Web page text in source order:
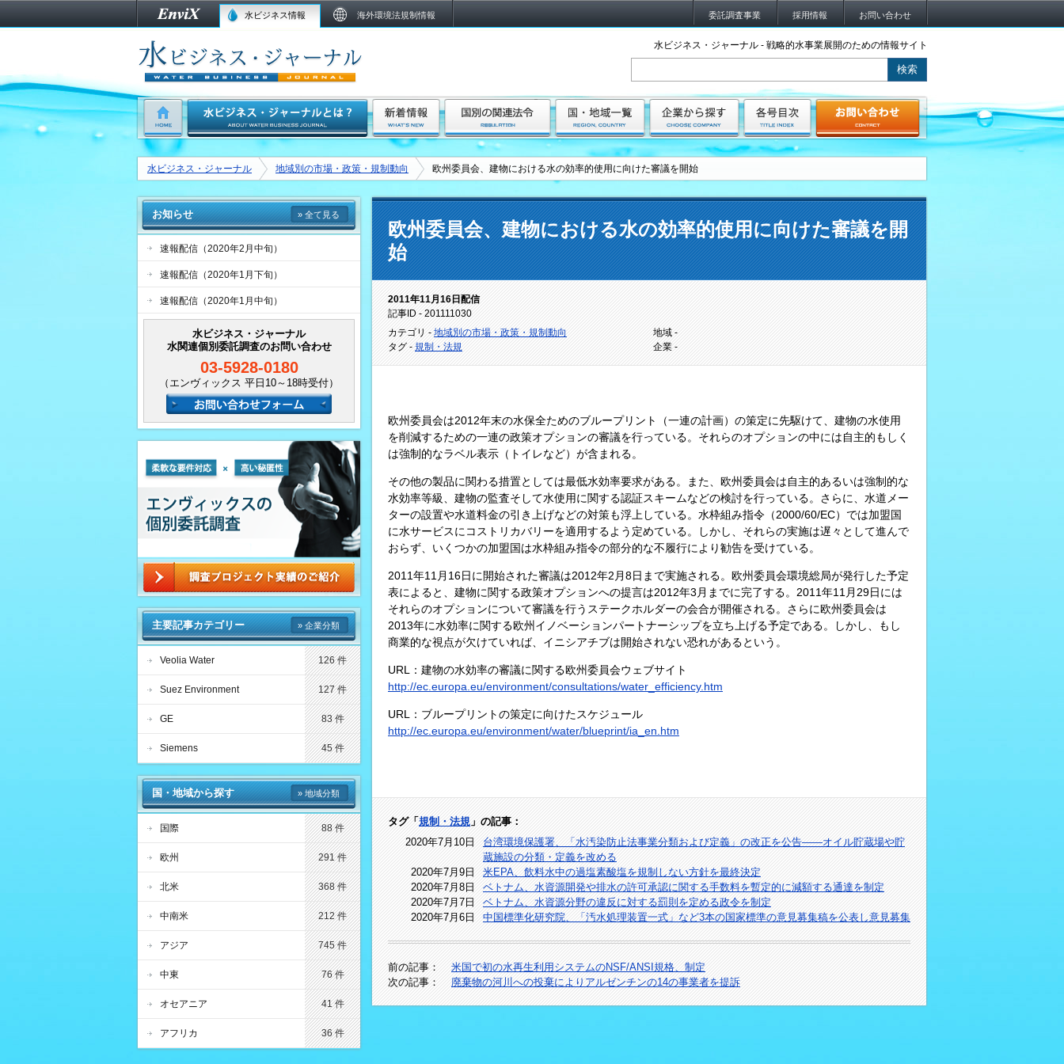
水ビジネス情報 海外環境法規制情報 委託調査事業 採用情報 お問い合わせ
水ビジネス・ジャーナル - 戦略的水事業展開のための情報サイト
水ビジネス・ジャーナル 地域別の市場・政策・規制動向 欧州委員会、建物における水の効率的使用に向けた審議を開始
欧州委員会、建物における水の効率的使用に向けた審議を開
始
2011年11月16日配信
記事ID - 201111030
カテゴリ - 地域別の市場・政策・規制動向
タグ - 規制・法規
地域 -
企業 -
欧州委員会は2012年末の水保全ためのブループリント（一連の計画）の策定に先駆けて、建物の水使用
を削減するための一連の政策オプションの審議を行っている。それらのオプションの中には自主的もしく
は強制的なラベル表示（トイレなど）が含まれる。
その他の製品に関わる措置としては最低水効率要求がある。また、欧州委員会は自主的あるいは強制的な
水効率等級、建物の監査そして水使用に関する認証スキームなどの検討を行っている。さらに、水道メー
ターの設置や水道料金の引き上げなどの対策も浮上している。水枠組み指令（2000/60/EC）では加盟国
に水サービスにコストリカバリーを適用するよう定めている。しかし、それらの実施は遅々として進んで
おらず、いくつかの加盟国は水枠組み指令の部分的な不履行により勧告を受けている。
2011年11月16日に開始された審議は2012年2月8日まで実施される。欧州委員会環境総局が発行した予定
表によると、建物に関する政策オプションへの提言は2012年3月までに完了する。2011年11月29日には
それらのオプションについて審議を行うステークホルダーの会合が開催される。さらに欧州委員会は
2013年に水効率に関する欧州イノベーションパートナーシップを立ち上げる予定である。しかし、もし
商業的な視点が欠けていれば、イニシアチブは開始されない恐れがあるという。
URL：建物の水効率の審議に関する欧州委員会ウェブサイト
http://ec.europa.eu/environment/consultations/water_efficiency.htm
URL：ブループリントの策定に向けたスケジュール
http://ec.europa.eu/environment/water/blueprint/ia_en.htm
タグ「 規制・法規 」の記事：
2020年7月10日
台湾環境保護署、「水汚染防止法事業分類および定義」の改正を公告――オイル貯蔵場や貯
蔵施設の分類・定義を改める
2020年7月9日
米EPA、飲料水中の過塩素酸塩を規制しない方針を最終決定
2020年7月8日
ベトナム、水資源開発や排水の許可承認に関する手数料を暫定的に減額する通達を制定
2020年7月7日
ベトナム、水資源分野の違反に対する罰則を定める政令を制定
2020年7月6日
中国標準化研究院、「汚水処理装置一式」など3本の国家標準の意見募集稿を公表し意見募集
前の記事：
米国で初の水再生利用システムのNSF/ANSI規格、制定
次の記事：
廃棄物の河川への投棄によりアルゼンチンの14の事業者を提訴
お知らせ » 全て見る
速報配信（2020年2月中旬）
速報配信（2020年1月下旬）
速報配信（2020年1月中旬）
水ビジネス・ジャーナル
水関連個別委託調査のお問い合わせ
03-5928-0180
（エンヴィックス 平日10～18時受付）
主要記事カテゴリー » 企業分類
Veolia Water 126 件
Suez Environment 127 件
GE 83 件
Siemens 45 件
国・地域から探す » 地域分類
国際 88 件
欧州 291 件
北米 368 件
中南米 212 件
アジア 745 件
中東 76 件
オセアニア 41 件
アフリカ 36 件